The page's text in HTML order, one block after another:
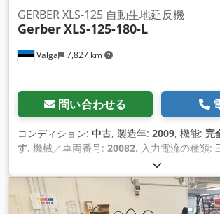
Valga 7,827 km
GERBER XLS-125 自動生地延反機
GerberXLS-125-180-L
問い合わせる
コンディション: 中古, 製造年: 2009, 機能: 完
す, 機械／車両番号: 20082, 入力電流の種類:
, 入力電圧: